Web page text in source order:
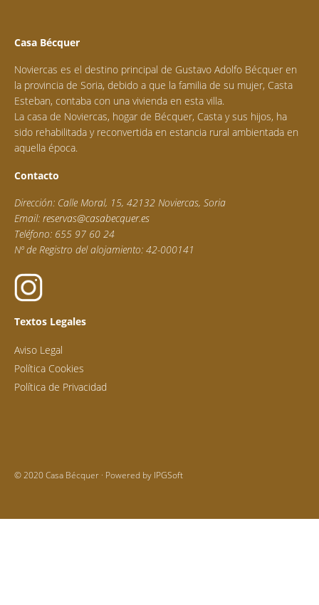
Casa Bécquer
Noviercas es el destino principal de Gustavo Adolfo Bécquer en
la provincia de Soria, debido a que la familia de su mujer, Casta
Esteban, contaba con una vivienda en esta villa.
La casa de Noviercas, hogar de Bécquer, Casta y sus hijos, ha
sido rehabilitada y reconvertida en estancia rural ambientada en
aquella época.
Contacto
Dirección: Calle Moral, 15, 42132 Noviercas, Soria
Email: reservas@casabecquer.es
Teléfono: 655 97 60 24
Nº de Registro del alojamiento: 42-000141
Textos Legales
Aviso Legal
Política Cookies
Política de Privacidad
© 2020 Casa Bécquer · Powered by IPGSoft